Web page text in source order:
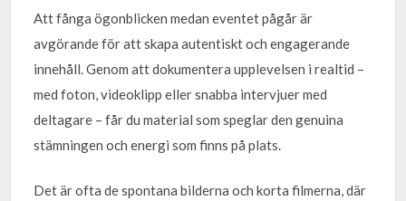
Att fånga ögonblicken medan eventet pågår är
avgörande för att skapa autentiskt och engagerande
innehåll. Genom att dokumentera upplevelsen i realtid –
med foton, videoklipp eller snabba intervjuer med
deltagare – får du material som speglar den genuina
stämningen och energi som finns på plats.
Det är ofta de spontana bilderna och korta filmerna, där